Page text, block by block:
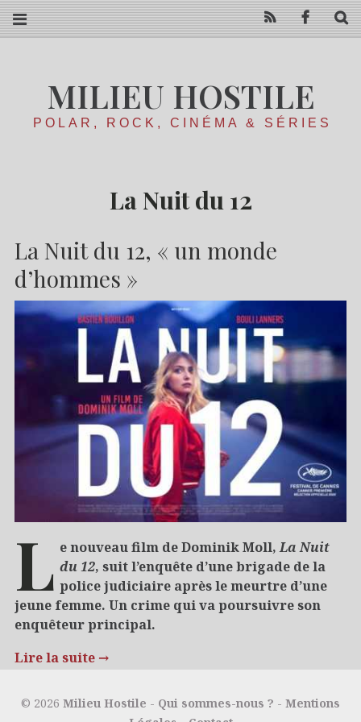
MILIEU HOSTILE
POLAR, ROCK, CINÉMA & SÉRIES
La Nuit du 12
La Nuit du 12, « un monde
d’hommes »
L e nouveau film de Dominik Moll, La Nuit
du 12, suit l’enquête d’une brigade de la
police judiciaire après le meurtre d’une
jeune femme. Un crime qui va poursuivre son
enquêteur principal.
Lire la suite →
12/07/2022 Cinéma et séries
© 2026 Milieu Hostile - Qui sommes-nous ? - Mentions
RSS